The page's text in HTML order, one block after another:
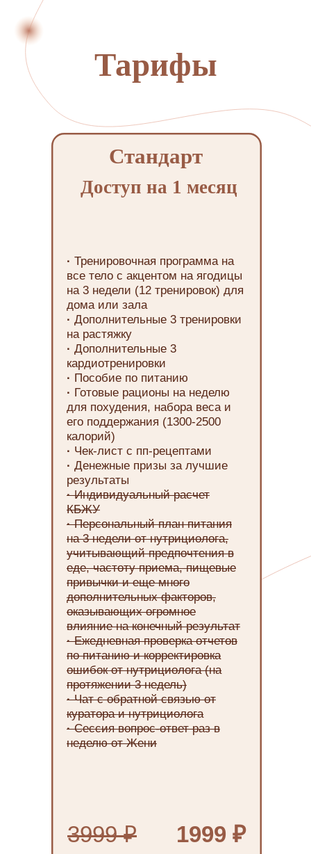
Тарифы
Стандарт
Доступ на 1 месяц
3999 ₽ 1999 ₽
· Тренировочная программа на
все тело с акцентом на ягодицы
на 3 недели (12 тренировок) для
дома или зала
· Дополнительные 3 тренировки
на растяжку
· Дополнительные 3
кардиотренировки
· Пособие по питанию
· Готовые рационы на неделю
для похудения, набора веса и
его поддержания (1300-2500
калорий)
· Чек-лист с пп-рецептами
· Денежные призы за лучшие
результаты
·Индивидуальный расчет
КБЖУ
·Персональный план питания
на 3 недели от нутрициолога,
учитывающий предпочтения в
еде, частоту приема, пищевые
привычки и еще много
дополнительных факторов,
оказывающих огромное
влияние на конечный результат
·Ежедневная проверка отчетов
по питанию и корректировка
ошибок от нутрициолога (на
протяжении 3 недель)
·Чат с обратной связью от
куратора и нутрициолога
·Сессия вопрос-ответ раз в
неделю от Жени